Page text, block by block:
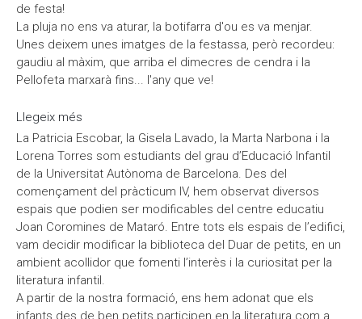
de festa!
La pluja no ens va aturar, la botifarra d'ou es va menjar.
Unes deixem unes imatges de la festassa, però recordeu:
gaudiu al màxim, que arriba el dimecres de cendra i la
Pellofeta marxarà fins... l'any que ve!
Llegeix més
La Patricia Escobar, la Gisela Lavado, la Marta Narbona i la
Lorena Torres som estudiants del grau d’Educació Infantil
de la Universitat Autònoma de Barcelona. Des del
començament del pràcticum IV, hem observat diversos
espais que podien ser modificables del centre educatiu
Joan Coromines de Mataró. Entre tots els espais de l’edifici,
vam decidir modificar la biblioteca del Duar de petits, en un
ambient acollidor que fomenti l’interès i la curiositat per la
literatura infantil.
A partir de la nostra formació, ens hem adonat que els
infants des de ben petits participen en la literatura com a